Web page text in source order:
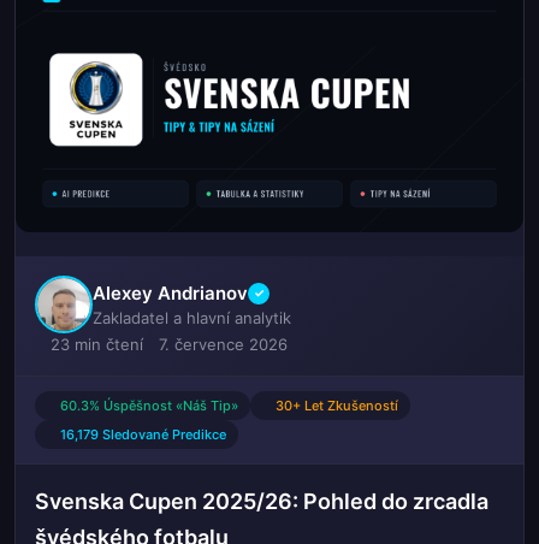
Alexey Andrianov ✓
Zakladatel a hlavní analytik
23 min čtení
7. července 2026
60.3% Úspěšnost «Náš Tip»
30+ Let Zkušeností
16,179 Sledované Predikce
Svenska Cupen 2025/26: Pohled do zrcadla
švédského fotbalu